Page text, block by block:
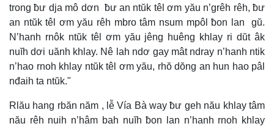
trong ƀư dja mô dơn ƀư an ntŭk têl ơm yău n’grêh rêh, ƀư
an ntŭk têl ơm yău rêh mbro tâm nsum mpôl ƀon lan gŭ.
N’hanh rnôk ntŭk têl ơm yău jêng huêng khlay ri dŭt âk
nuĭh dơi uănh khlay. Nê lah ndơ gay mât ndray n’hanh ntik
n’hao rnoh khlay ntŭk têl ơm yău, rhŏ dŏng an hun hao pâl
nđaih ta ntŭk."
Rlău hang rbăn năm , lễ Vía Bà way ƀư geh nău khlay tâm
nău rêh nuih n’hâm bah nuĭh ƀon lan n’hanh rnoh khlay